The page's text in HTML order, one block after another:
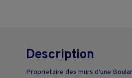
Description
Proprietaire des murs d'une